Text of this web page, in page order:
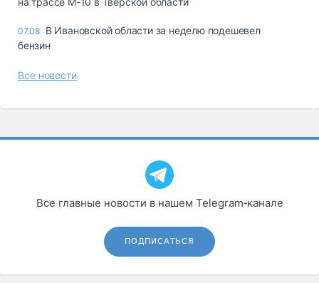
07.08 В Ивановской области за неделю подешевел
бензин
Все новости
Все главные новости в нашем Telegram‑канале
ПОДПИСАТЬСЯ